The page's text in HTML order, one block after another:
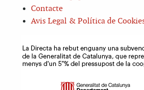
Contacte
Avis Legal & Política de